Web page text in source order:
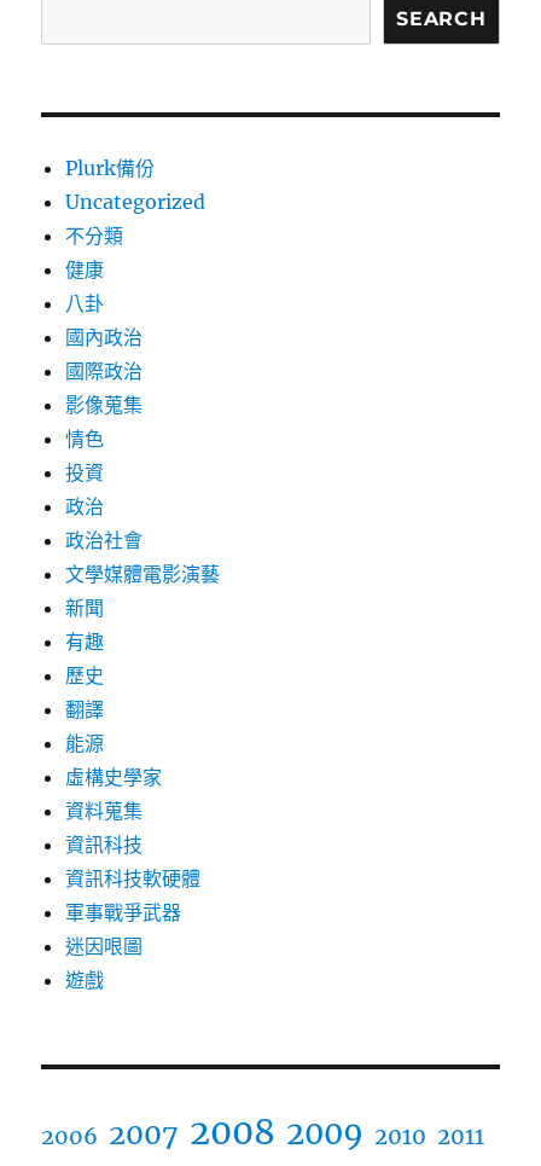
SEARCH
Plurk備份
Uncategorized
不分類
健康
八卦
國內政治
國際政治
影像蒐集
情色
投資
政治
政治社會
文學媒體電影演藝
新聞
有趣
歷史
翻譯
能源
虛構史學家
資料蒐集
資訊科技
資訊科技軟硬體
軍事戰爭武器
迷因哏圖
遊戲
2006 2007 2008 2009 2010 2011